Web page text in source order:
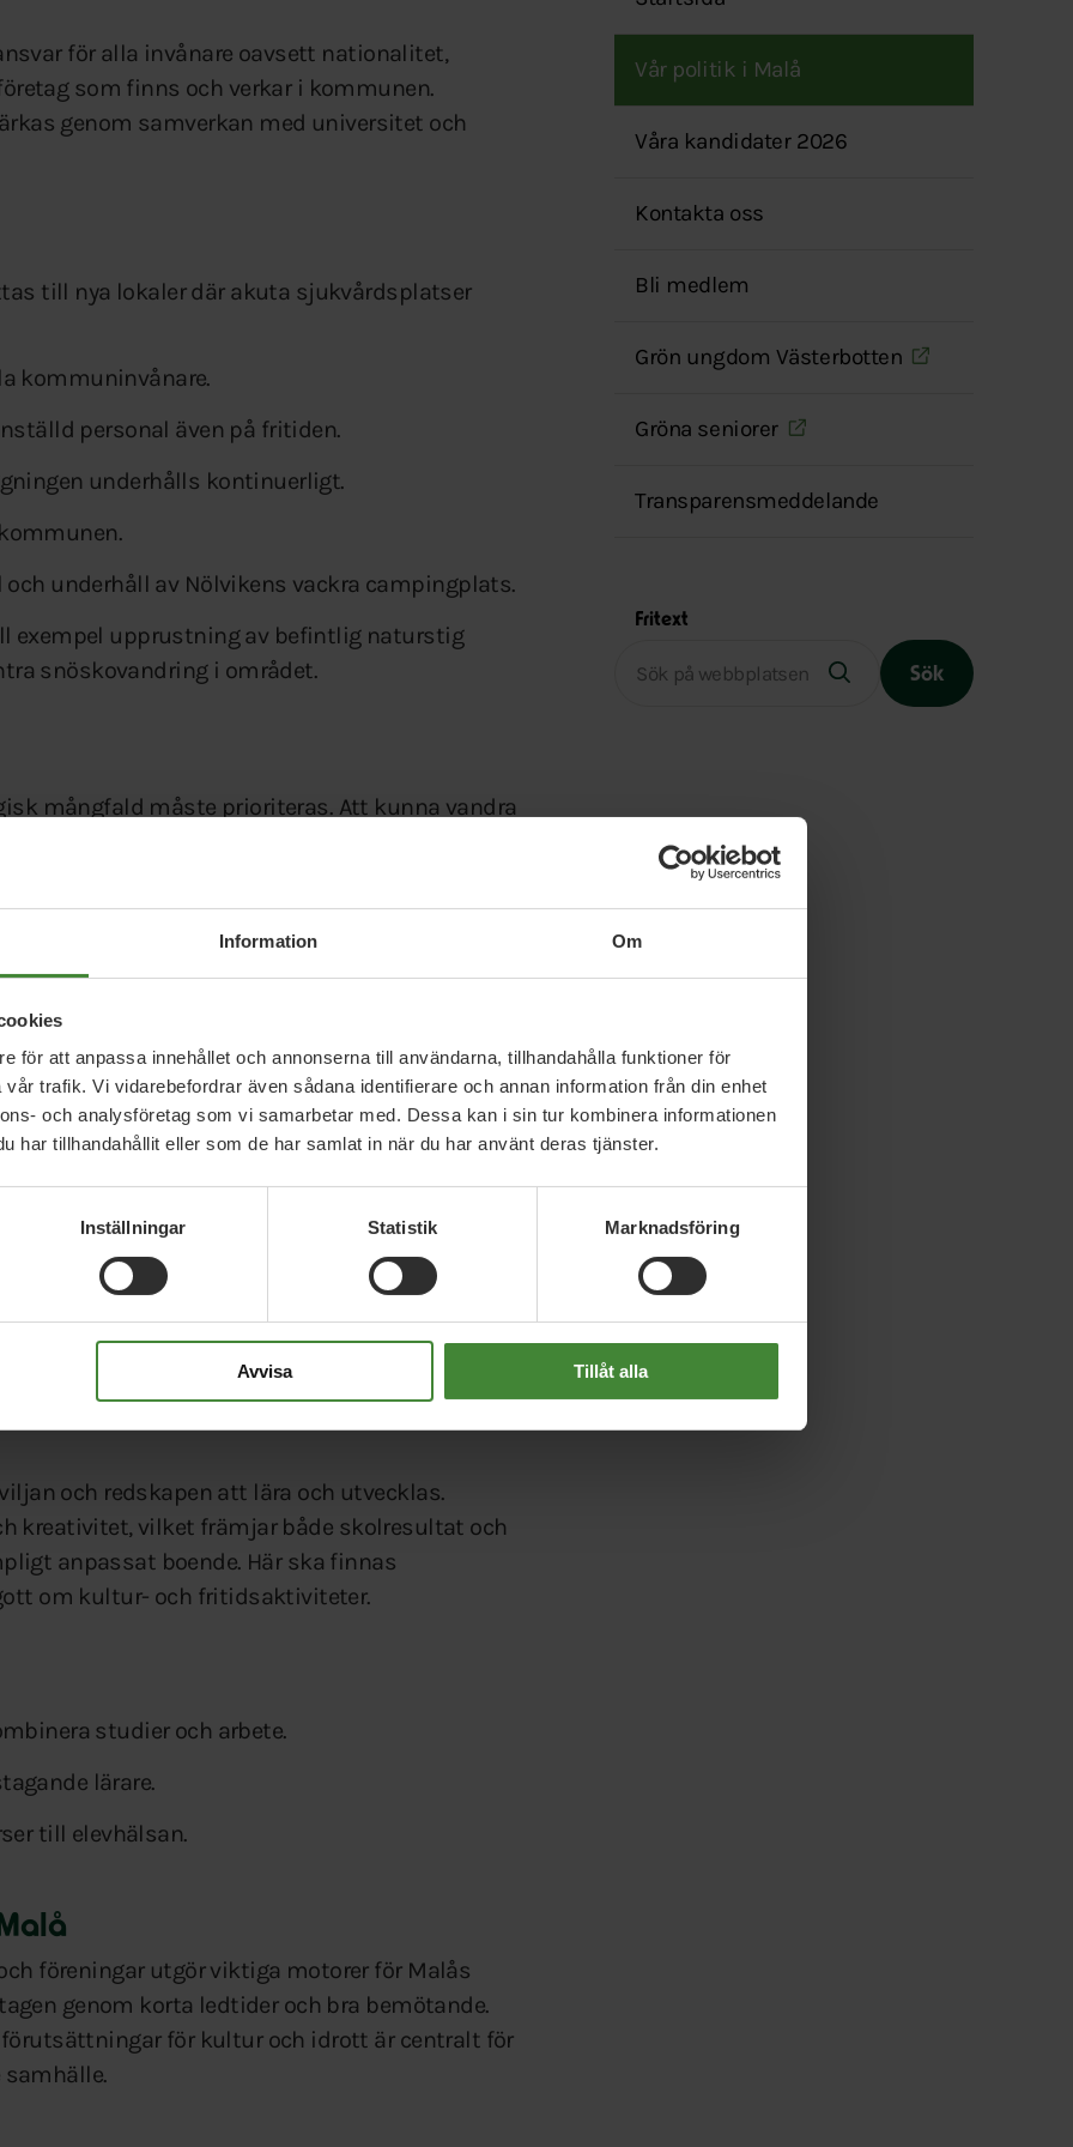
Information Om
för att anpassa innehållet och annonserna till användarna, tillhandahålla funktioner för
trafik. Vi vidarebefordrar även sådana identifierare och annan information från din enhet
och analysföretag som vi samarbetar med. Dessa kan i sin tur kombinera informationen
har tillhandahållit eller som de har samlat in när du har använt deras tjänster.
Inställningar Statistik Marknadsföring
Avvisa Tillåt alla
för alla invånare oavsett nationalitet,
som finns och verkar i kommunen.
genom samverkan med universitet och
till nya lokaler där akuta sjukvårdsplatser
kommuninvånare.
personal även på fritiden.
underhålls kontinuerligt.
underhåll av Nölvikens vackra campingplats.
upprustning av befintlig naturstig
snöskovandring i området.
mångfald måste prioriteras. Att kunna vandra
vi vill värna om. Gröna Malå är en levande
för utförsåkning samt camping och
till ett samhällsnära naturreservat.
helst genom plockhuggning där skogen aldrig
tillgänglig till humana priser.
ska tillagas lokalt.
och underhålls så att trafiksäkra och
ungdomar när de tar sig till skola och
och redskapen att lära och utvecklas.
kreativitet, vilket främjar både skolresultat och
anpassat boende. Här ska finnas
om kultur- och fritidsaktiviteter.
studier och arbete.
lärare.
till elevhälsan.
föreningar utgör viktiga motorer för Malås
genom korta ledtider och bra bemötande.
för kultur och idrott är centralt för
menyn
Vår politik i Malå
Våra kandidater 2026
Kontakta oss
Bli medlem
Grön ungdom Västerbotten
Gröna seniorer
Transparensmeddelande
Fritext
Sök